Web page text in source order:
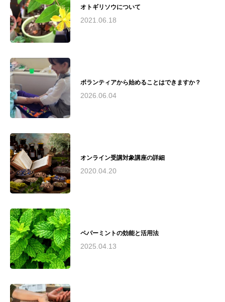
ティックケアリング協会認定リンパドレナージ
マ環境協会総合資格認定校として承認 - 2016
動： - アヤアルケミックスタジオにて、アロマ
テラピーインストラクター、アロマセラピスト
夏〜予定）理念： "アロマテラピーを通じて、
Quality of Life（生活の質）の向上に貢献する"と
く活躍。その経験と知識を活かし、心と体の健
康づくりに貢献しています。
オトギリソウについて
2021.06.18
ボランティアから始めることはできますか？
2026.06.04
オンライン受講対象講座の詳細
2020.04.20
ペパーミントの効能と活用法
2025.04.13